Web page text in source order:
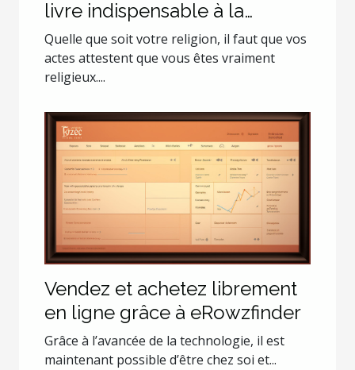
livre indispensable à la
croissance spirituelle de tout
musulman
Quelle que soit votre religion, il faut que vos
actes attestent que vous êtes vraiment
religieux....
Vendez et achetez librement
en ligne grâce à eRowzfinder
Grâce à l’avancée de la technologie, il est
maintenant possible d’être chez soi et...